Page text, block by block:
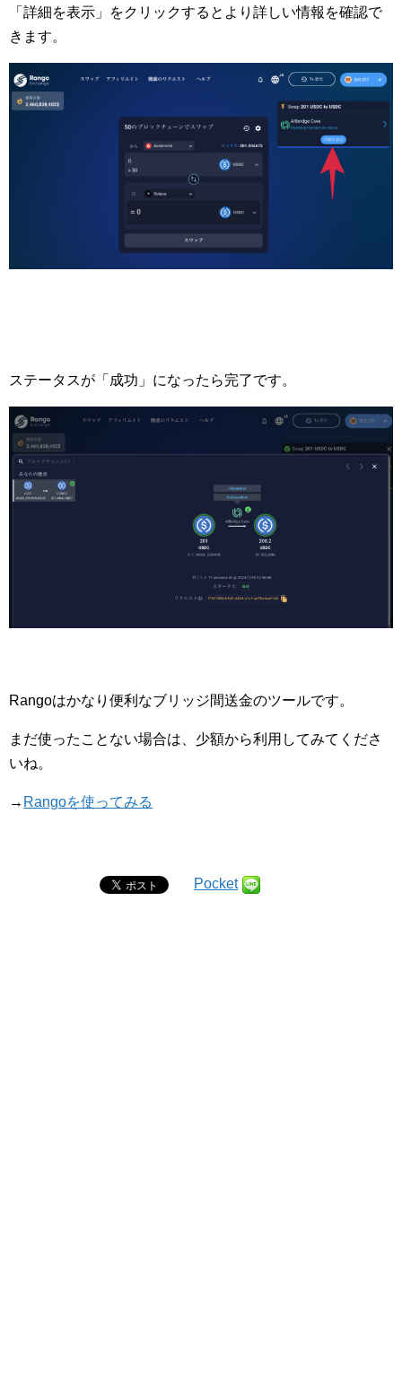
「詳細を表示」をクリックするとより詳しい情報を確認で
きます。
ステータスが「成功」になったら完了です。
Rangoはかなり便利なブリッジ間送金のツールです。
まだ使ったことない場合は、少額から利用してみてくださ
いね。
→ Rangoを使ってみる
Pocket